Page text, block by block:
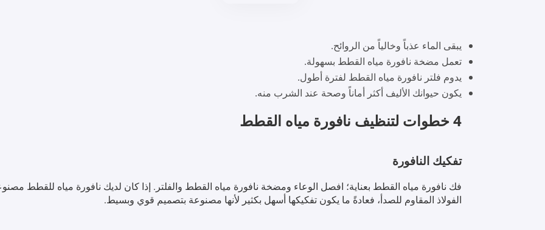
يبقى الماء عذباً وخالياً من الروائح.
تعمل مضخة نافورة مياه القطط بسهولة.
يدوم فلتر نافورة مياه القطط لفترة أطول.
يكون حيوانك الأليف أكثر أماناً وصحة عند الشرب منه.
4 خطوات لتنظيف نافورة مياه القطط
تفكيك النافورة
فك نافورة مياه القطط بعناية؛ افصل الوعاء ومضخة نافورة مياه القطط والفلتر. إذا كان لديك نافورة مياه للقطط
الفولاذ المقاوم للصدأ، فعادةً ما يكون تفكيكها أسهل بكثير لأنها مصنوعة بتصميم قوي وبسيط.